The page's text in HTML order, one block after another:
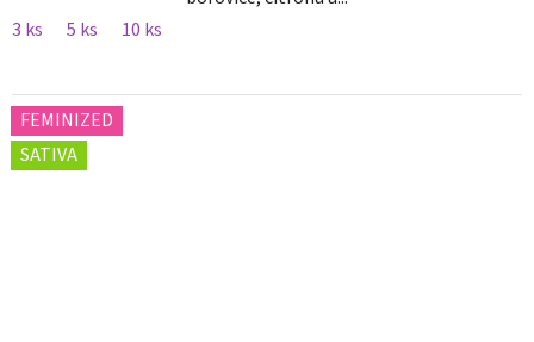
3 ks
5 ks 10 ks
FEMINIZED
SATIVA